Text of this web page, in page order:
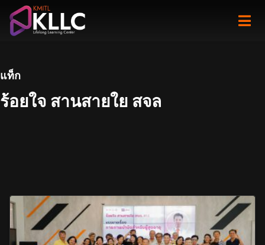
content
แท็ก
ร้อยใจ สานสายใย สจล